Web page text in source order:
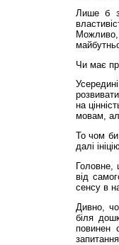
Лише б
Чи має
на
мовам,
То чом би
далі
Головне,
від
сенсу в
Дивно,
біля
повинен